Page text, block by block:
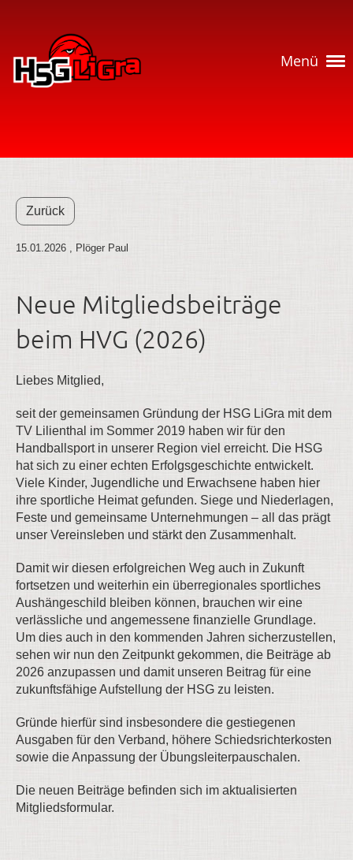
Menü
Zurück
15.01.2026 , Plöger Paul
Neue Mitgliedsbeiträge
beim HVG (2026)
Liebes Mitglied,
seit der gemeinsamen Gründung der HSG LiGra mit dem
TV Lilienthal im Sommer 2019 haben wir für den
Handballsport in unserer Region viel erreicht. Die HSG
hat sich zu einer echten Erfolgsgeschichte entwickelt.
Viele Kinder, Jugendliche und Erwachsene haben hier
ihre sportliche Heimat gefunden. Siege und Niederlagen,
Feste und gemeinsame Unternehmungen – all das prägt
unser Vereinsleben und stärkt den Zusammenhalt.
Damit wir diesen erfolgreichen Weg auch in Zukunft
fortsetzen und weiterhin ein überregionales sportliches
Aushängeschild bleiben können, brauchen wir eine
verlässliche und angemessene finanzielle Grundlage.
Um dies auch in den kommenden Jahren sicherzustellen,
sehen wir nun den Zeitpunkt gekommen, die Beiträge ab
2026 anzupassen und damit unseren Beitrag für eine
zukunftsfähige Aufstellung der HSG zu leisten.
Gründe hierfür sind insbesondere die gestiegenen
Ausgaben für den Verband, höhere Schiedsrichterkosten
sowie die Anpassung der Übungsleiterpauschalen.
Die neuen Beiträge befinden sich im aktualisierten
Mitgliedsformular.